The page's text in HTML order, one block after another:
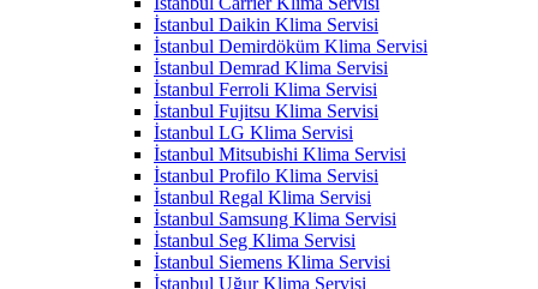
İstanbul Daikin Klima Servisi
İstanbul Demirdöküm Klima Servisi
İstanbul Demrad Klima Servisi
İstanbul Ferroli Klima Servisi
İstanbul Fujitsu Klima Servisi
İstanbul LG Klima Servisi
İstanbul Mitsubishi Klima Servisi
İstanbul Profilo Klima Servisi
İstanbul Regal Klima Servisi
İstanbul Samsung Klima Servisi
İstanbul Seg Klima Servisi
İstanbul Siemens Klima Servisi
İstanbul Uğur Klima Servisi